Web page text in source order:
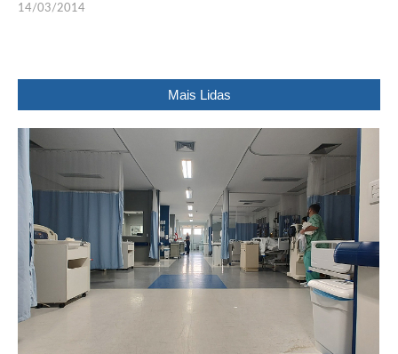
14/03/2014
Mais Lidas